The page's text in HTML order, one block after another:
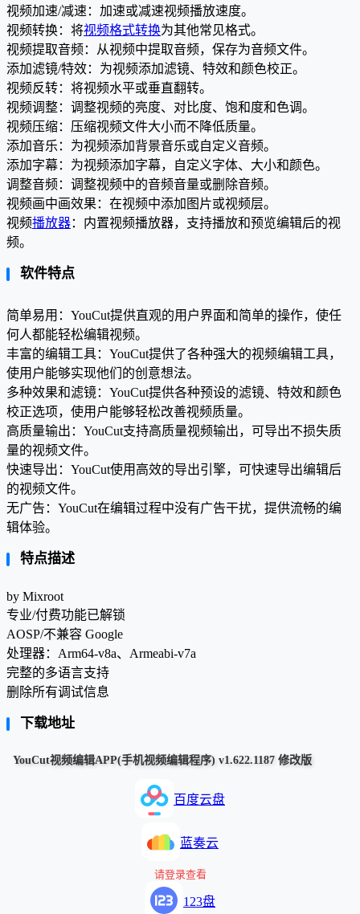
视频加速/减速：加速或减速视频播放速度。
视频转换：将视频格式转换为其他常见格式。
视频提取音频：从视频中提取音频，保存为音频文件。
添加滤镜/特效：为视频添加滤镜、特效和颜色校正。
视频反转：将视频水平或垂直翻转。
视频调整：调整视频的亮度、对比度、饱和度和色调。
视频压缩：压缩视频文件大小而不降低质量。
添加音乐：为视频添加背景音乐或自定义音频。
添加字幕：为视频添加字幕，自定义字体、大小和颜色。
调整音频：调整视频中的音频音量或删除音频。
视频画中画效果：在视频中添加图片或视频层。
视频播放器：内置视频播放器，支持播放和预览编辑后的视
频。
软件特点
简单易用：YouCut提供直观的用户界面和简单的操作，使任
何人都能轻松编辑视频。
丰富的编辑工具：YouCut提供了各种强大的视频编辑工具，
使用户能够实现他们的创意想法。
多种效果和滤镜：YouCut提供各种预设的滤镜、特效和颜色
校正选项，使用户能够轻松改善视频质量。
高质量输出：YouCut支持高质量视频输出，可导出不损失质
量的视频文件。
快速导出：YouCut使用高效的导出引擎，可快速导出编辑后
的视频文件。
无广告：YouCut在编辑过程中没有广告干扰，提供流畅的编
辑体验。
特点描述
by Mixroot
专业/付费功能已解锁
AOSP/不兼容 Google
处理器：Arm64-v8a、Armeabi-v7a
完整的多语言支持
删除所有调试信息
下载地址
YouCut视频编辑APP(手机视频编辑程序) v1.622.1187 修改版
百度云盘
蓝奏云
请登录查看
123盘